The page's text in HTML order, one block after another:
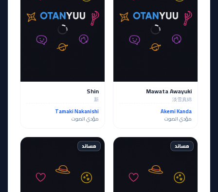
Mawata Awayuki
淡雪真綿
Akemi Kanda
مؤدي الصوت
Shin
新
Tamaki Nakanishi
مؤدي الصوت
مساند مساند